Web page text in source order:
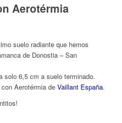
Aerotérmia
suelo radiante que hemos
de Donostia – San
solo 6,5 cm a suelo terminado.
Aerotérmia de Vaillant España.